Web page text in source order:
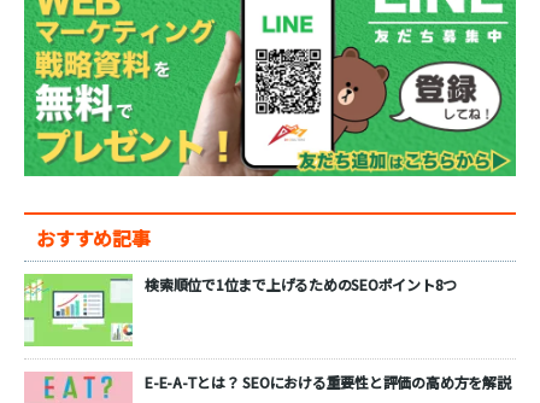
おすすめ記事
検索順位で1位まで上げるためのSEOポイント8つ
E-E-A-Tとは？ SEOにおける重要性と評価の高め方を解説